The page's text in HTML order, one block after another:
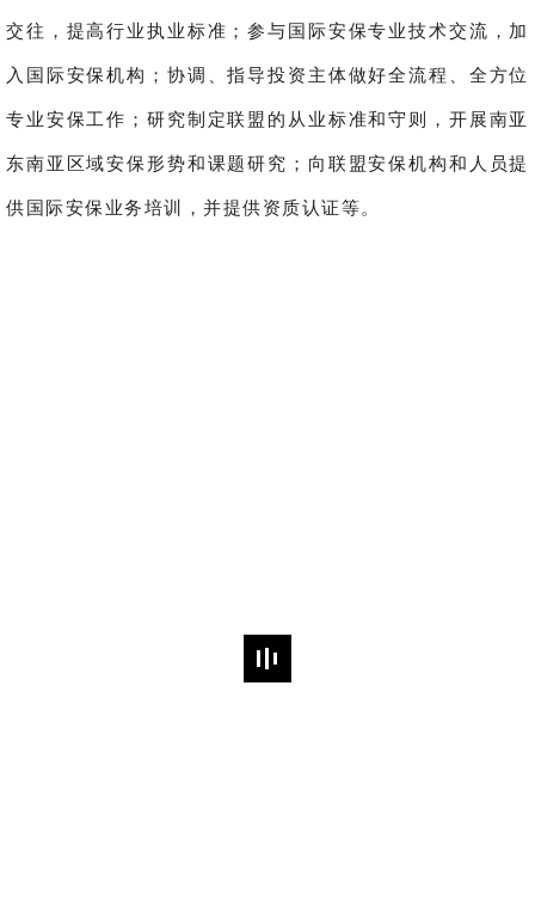
交往，提高行业执业标准；参与国际安保专业技术交流，加
入国际安保机构；协调、指导投资主体做好全流程、全方位
专业安保工作；研究制定联盟的从业标准和守则，开展南亚
东南亚区域安保形势和课题研究；向联盟安保机构和人员提
供国际安保业务培训，并提供资质认证等。